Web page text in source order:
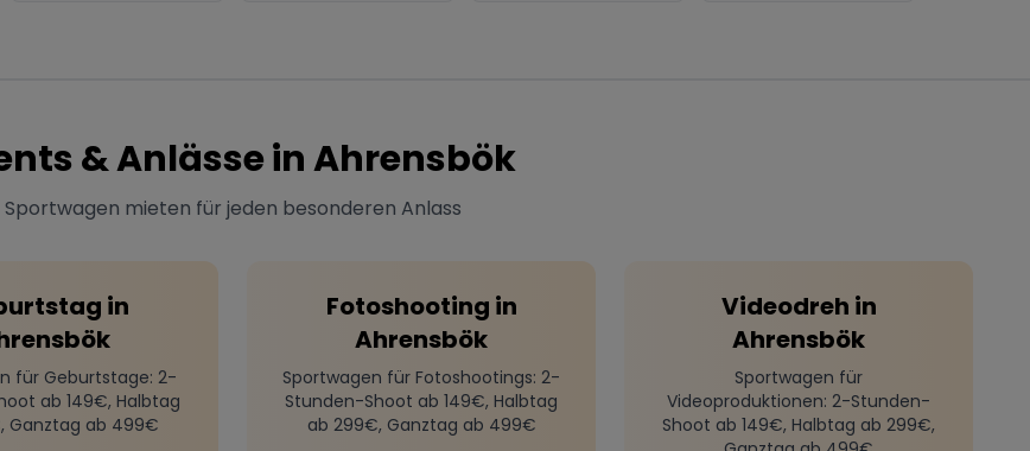
& Anlässe inAhrensbök
Sportwagen mieten für jeden besonderen Anlass
in
für Geburtstage: 2-
ab 149€, Halbtag
Ganztag ab 499€
Fotoshooting in
Ahrensbök
Sportwagen für Fotoshootings: 2-
Stunden-Shoot ab 149€, Halbtag
ab 299€, Ganztag ab 499€
Videodreh in
Ahrensbök
Sportwagen für
Videoproduktionen: 2-Stunden-
Shoot ab 149€, Halbtag ab 299€,